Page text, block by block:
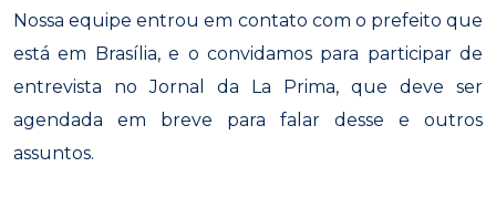
Nossa equipe entrou em contato com o prefeito que
está em Brasília, e o convidamos para participar de
entrevista no Jornal da La Prima, que deve ser
agendada em breve para falar desse e outros
assuntos.